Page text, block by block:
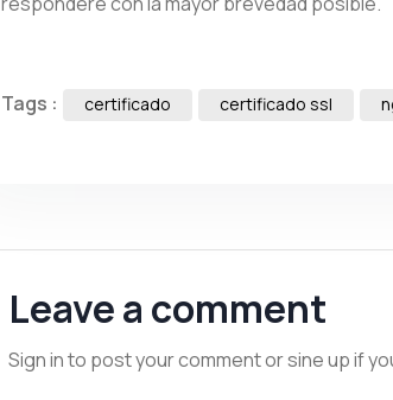
Tags : certificado certificado ssl
Leave a comment
Sign in to post your comment or sine up if